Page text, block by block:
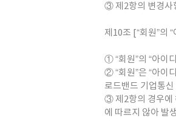
③ 제2항의 변경사
제10조 [“회원”의
① “회원”의 “아이
② “회원”은 “아이
로드밴드 기업통
③ 제2항의 경우에
에 따르지 않아 발